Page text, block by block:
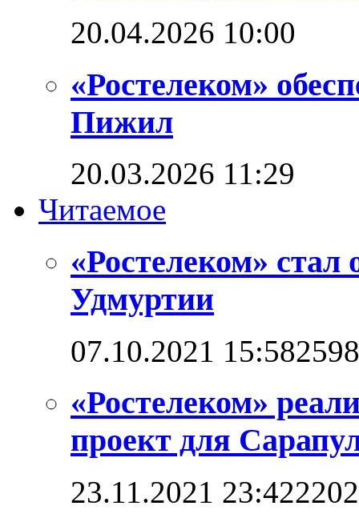
20.04.2026 10:00
«Ростелеком»
Пижил
20.03.2026 11:29
Читаемое
«Ростелеком» стал
Удмуртии
07.10.2021 15:58
«Ростелеком»
проект для
23.11.2021 23:42